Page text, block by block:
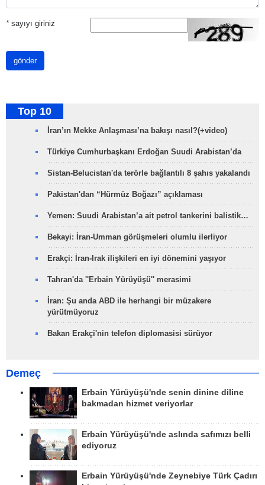
*sayıyı giriniz
gönder
Top 10
İran’ın Mekke Anlaşması’na bakışı nasıl?(+video)
Türkiye Cumhurbaşkanı Erdoğan Suudi Arabistan’da
Sistan-Belucistan'da terörle bağlantılı 8 şahıs yakalandı
Pakistan'dan “Hürmüz Boğazı” açıklaması
Yemen: Suudi Arabistan’a ait petrol tankerini balistik…
Bekayi: İran-Umman görüşmeleri olumlu ilerliyor
Erakçi: İran-Irak ilişkileri en iyi dönemini yaşıyor
Tahran'da ''Erbain Yürüyüşü'' merasimi
İran: Şu anda ABD ile herhangi bir müzakere
yürütmüyoruz
Bakan Erakçi'nin telefon diplomasisi sürüyor
Demeç
Erbain Yürüyüşü'nde senin dinine diline
bakmadan hizmet veriyorlar
Erbain Yürüyüşü'nde aslında safımızı belli
ediyoruz
Erbain Yürüyüşü'nde Zeynebiye Türk Çadırı